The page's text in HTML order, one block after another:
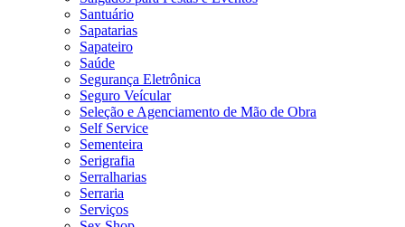
Santuário
Sapatarias
Sapateiro
Saúde
Segurança Eletrônica
Seguro Veícular
Seleção e Agenciamento de Mão de Obra
Self Service
Sementeira
Serigrafia
Serralharias
Serraria
Serviços